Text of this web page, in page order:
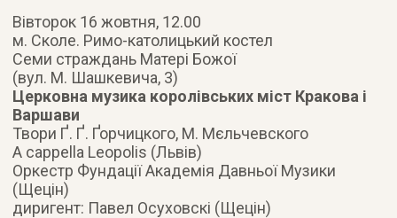
Вівторок 16 жовтня, 12.00
м. Сколе. Римо-католицький костел
Семи страждань Матері Божої
(вул. М. Шашкевича, 3)
Церковна музика королівських міст Кракова і
Варшави
Твори Ґ. Ґ. Ґорчицкого, М. Мєльчевского
A cappella Leopolis (Львів)
Оркестр Фундації Академія Давньої Музики
(Щецін)
диригент: Павел Осуховскі (Щецін)